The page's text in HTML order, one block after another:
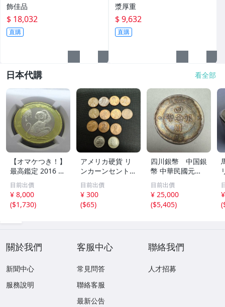
飾佳品
$ 18,032
直購
漿厚重
$ 9,632
直購
日本代購 看全部
【オマケつき！】
最高鑑定 2016 中
国 10元 申年 猿
バイメタル NGC
MS69PL プルーフ
ライク 初期発行
目前出價
¥ 8,000
($1,730)
アメリカ硬貨 リ
ンカーンセント
他13枚セット 外
国コイン 古銭 コ
レクション
目前出價
¥ 300
($65)
四川銀幣 中国銀
幣 中華民國元年
軍政府造 壹圓 古
銭 銀貨 アンティ
ーク
目前出價
¥ 25,000
($5,405)
(
關於我們
新聞中心
服務說明
客服中心
常見問答
聯絡客服
最新公告
聯絡我們
人才招募